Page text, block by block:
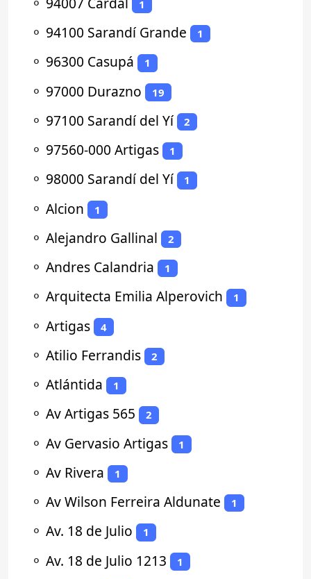
1
⚬ 94100 Sarandí Grande 1
⚬ 96300 Casupá 1
⚬ 97000 Durazno 19
⚬ 97100 Sarandí del Yí 2
⚬ 97560-000 Artigas 1
⚬ 98000 Sarandí del Yí 1
⚬ Alcion 1
⚬ Alejandro Gallinal 2
⚬ Andres Calandria 1
⚬ Arquitecta Emilia Alperovich 1
⚬ Artigas 4
⚬ Atilio Ferrandis 2
⚬ Atlántida 1
⚬ Av Artigas 565 2
⚬ Av Gervasio Artigas 1
⚬ Av Rivera 1
⚬ Av Wilson Ferreira Aldunate 1
⚬ Av. 18 de Julio 1
⚬ Av. 18 de Julio 1213 1